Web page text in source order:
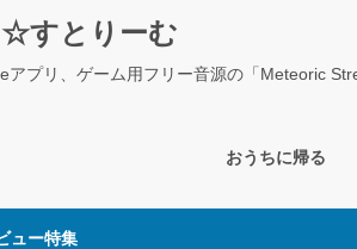
すとりーむ
アプリ、ゲーム用フリー音源の「Meteoric
おうちに帰る
ュー特集